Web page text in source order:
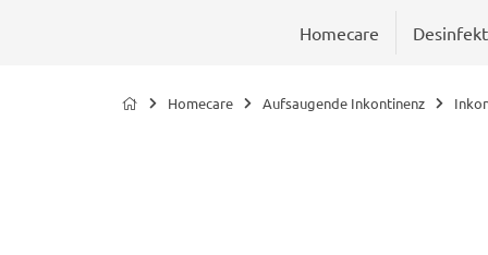
Homecare
Homecare Aufsaugende Inkontinenz